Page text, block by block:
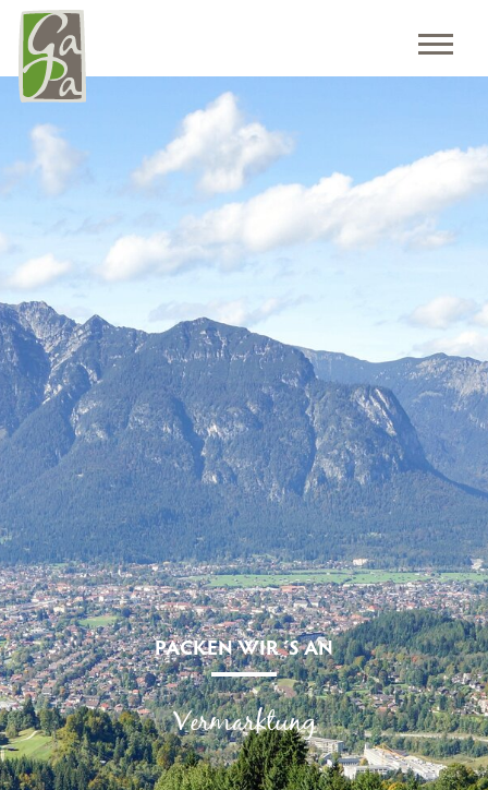
PACKEN WIR´S AN
Vermarktung